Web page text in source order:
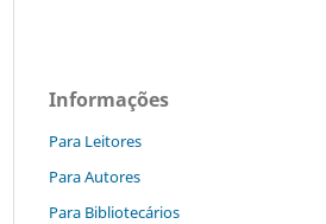
Informações
Para Leitores
Para Autores
Para Bibliotecários